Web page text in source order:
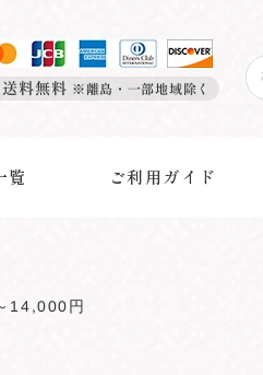
料無料 ※離島・一部地域除く
覧 ご利用ガイド
14,000円